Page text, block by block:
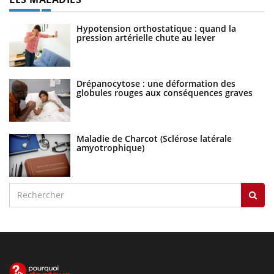
Hypotension orthostatique : quand la
pression artérielle chute au lever
Drépanocytose : une déformation des
globules rouges aux conséquences graves
Maladie de Charcot (Sclérose latérale
amyotrophique)